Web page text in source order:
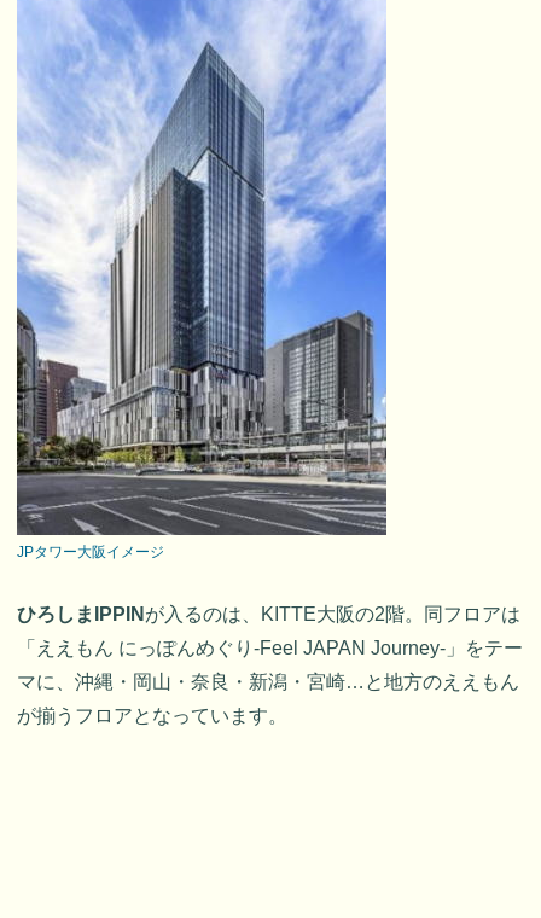
JPタワー大阪イメージ
ひろしまIPPIN が入るのは、KITTE大阪の2階。同フロアは
「ええもん にっぽんめぐり-Feel JAPAN Journey-」をテー
マに、沖縄・岡山・奈良・新潟・宮崎…と地方のええもん
が揃うフロアとなっています。